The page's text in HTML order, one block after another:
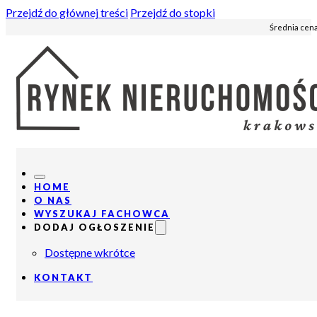
Przejdź do głównej treści Przejdź do stopki
Średnia
HOME
O NAS
WYSZUKAJ FACHOWCA
DODAJ OGŁOSZENIE
Dostępne wkrótce
KONTAKT